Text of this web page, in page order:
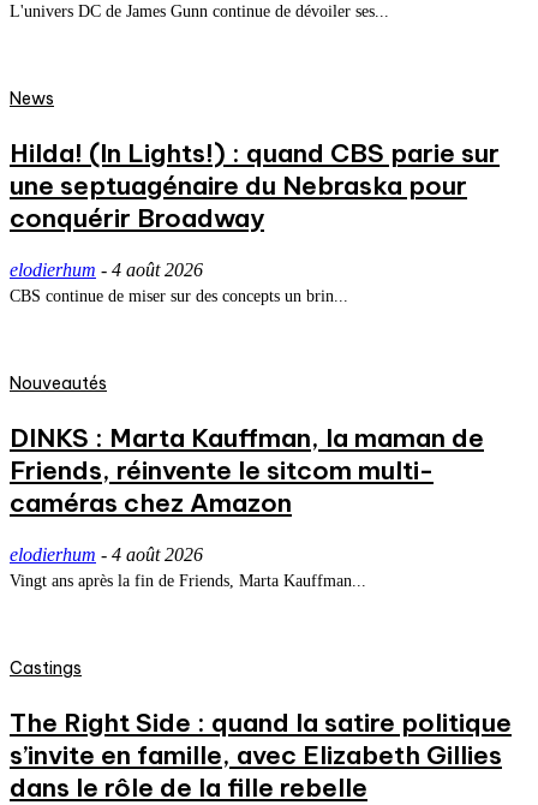
L'univers DC de James Gunn continue de dévoiler ses...
News
Hilda! (In Lights!) : quand CBS parie sur
une septuagénaire du Nebraska pour
conquérir Broadway
elodierhum - 4 août 2026
CBS continue de miser sur des concepts un brin...
Nouveautés
DINKS : Marta Kauffman, la maman de
Friends, réinvente le sitcom multi-
caméras chez Amazon
elodierhum - 4 août 2026
Vingt ans après la fin de Friends, Marta Kauffman...
Castings
The Right Side : quand la satire politique
s’invite en famille, avec Elizabeth Gillies
dans le rôle de la fille rebelle